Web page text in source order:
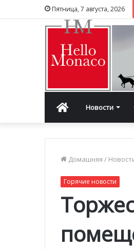
Пятница, 7 августа, 2026
ГлавнаяНовости
Домашняя /
Горячие новости